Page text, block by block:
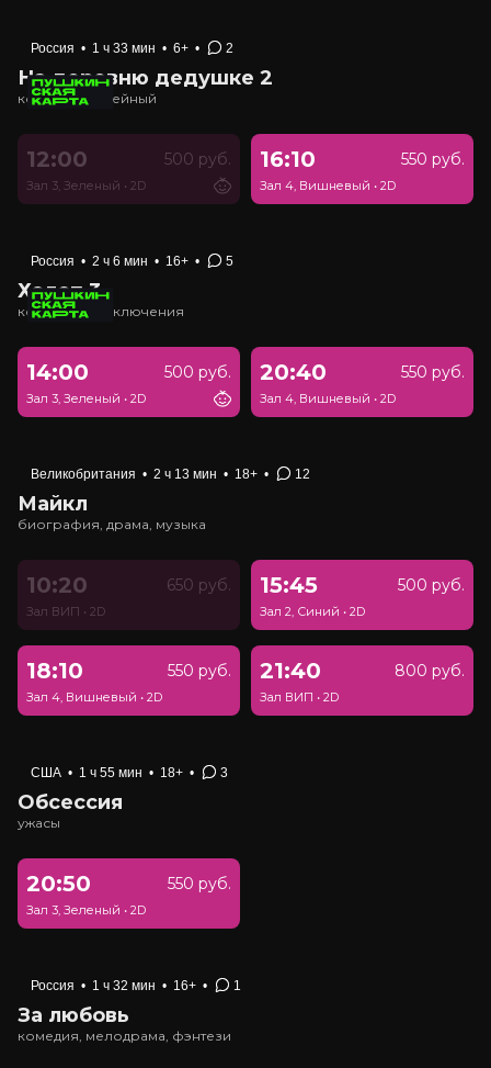
Россия • 1 ч 33 мин • 6+ • 2
На деревню дедушке 2
комедия, семейный
12:00 500 руб.
Зал 3, Зеленый • 2D
16:10 550 руб.
Зал 4, Вишневый • 2D
Россия • 2 ч 6 мин • 16+ • 5
Холоп 3
комедия, приключения
14:00 500 руб.
Зал 3, Зеленый • 2D
20:40 550 руб.
Зал 4, Вишневый • 2D
Великобритания • 2 ч 13 мин • 18+ • 12
Майкл
биография, драма, музыка
10:20 650 руб.
Зал ВИП • 2D
15:45 500 руб.
Зал 2, Синий • 2D
18:10 550 руб.
Зал 4, Вишневый • 2D
21:40 800 руб.
Зал ВИП • 2D
США • 1 ч 55 мин • 18+ • 3
Обсессия
ужасы
20:50 550 руб.
Зал 3, Зеленый • 2D
Россия • 1 ч 32 мин • 16+ • 1
За любовь
комедия, мелодрама, фэнтези